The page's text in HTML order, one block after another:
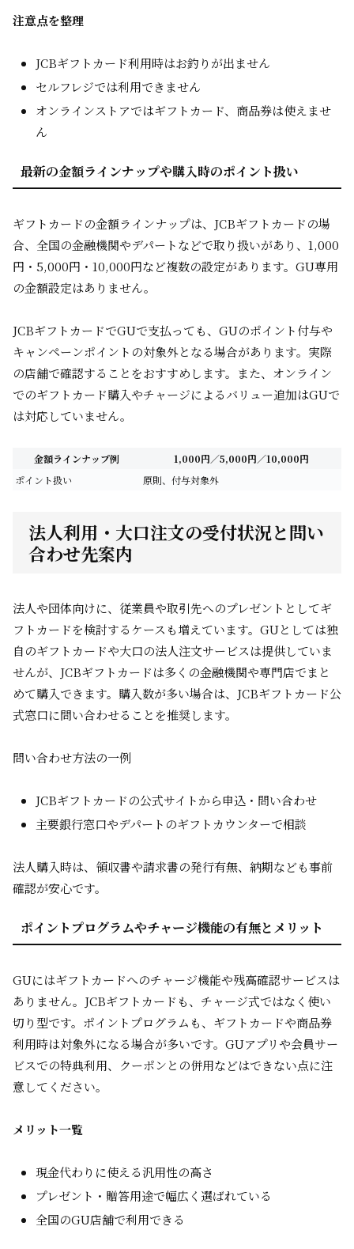
注意点を整理
JCBギフトカード利用時はお釣りが出ません
セルフレジでは利用できません
オンラインストアではギフトカード、商品券は使えませ
ん
最新の金額ラインナップや購入時のポイント扱い
ギフトカードの金額ラインナップは、JCBギフトカードの場
合、全国の金融機関やデパートなどで取り扱いがあり、1,000
円・5,000円・10,000円など複数の設定があります。GU専用
の金額設定はありません。
JCBギフトカードでGUで支払っても、GUのポイント付与や
キャンペーンポイントの対象外となる場合があります。実際
の店舗で確認することをおすすめします。また、オンライン
でのギフトカード購入やチャージによるバリュー追加はGUで
は対応していません。
金額ラインナップ例
1,000円／5,000円／10,000円
ポイント扱い
原則、付与対象外
法人利用・大口注文の受付状況と問い
合わせ先案内
法人や団体向けに、従業員や取引先へのプレゼントとしてギ
フトカードを検討するケースも増えています。GUとしては独
自のギフトカードや大口の法人注文サービスは提供していま
せんが、JCBギフトカードは多くの金融機関や専門店でまと
めて購入できます。購入数が多い場合は、JCBギフトカード公
式窓口に問い合わせることを推奨します。
問い合わせ方法の一例
JCBギフトカードの公式サイトから申込・問い合わせ
主要銀行窓口やデパートのギフトカウンターで相談
法人購入時は、領収書や請求書の発行有無、納期なども事前
確認が安心です。
ポイントプログラムやチャージ機能の有無とメリット
GUにはギフトカードへのチャージ機能や残高確認サービスは
ありません。JCBギフトカードも、チャージ式ではなく使い
切り型です。ポイントプログラムも、ギフトカードや商品券
利用時は対象外になる場合が多いです。GUアプリや会員サー
ビスでの特典利用、クーポンとの併用などはできない点に注
意してください。
メリット一覧
現金代わりに使える汎用性の高さ
プレゼント・贈答用途で幅広く選ばれている
全国のGU店舗で利用できる